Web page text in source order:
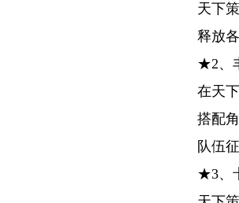
天下
释放
★2、
在天
搭配
队伍
★3、